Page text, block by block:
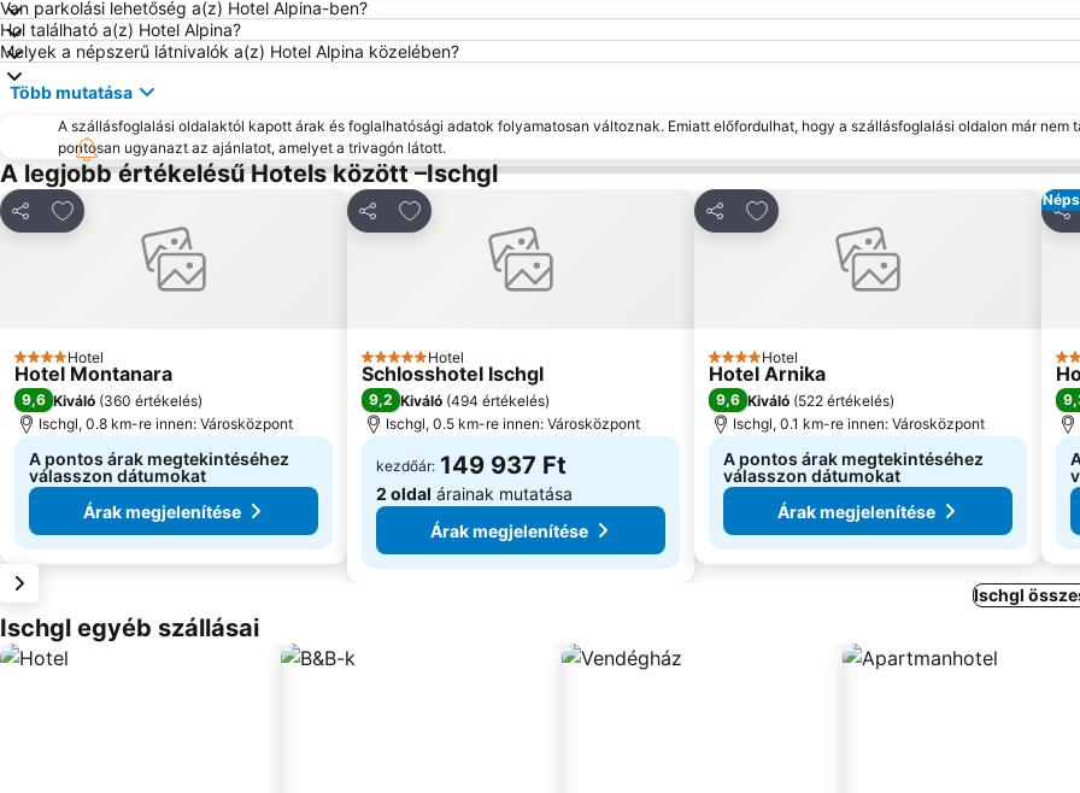
Van parkolási lehetőség a(z) Hotel Alpina-ben?
Hol található a(z) Hotel Alpina?
Melyek a népszerű látnivalók a(z) Hotel Alpina közelében?
Több mutatása
A szállásfoglalási oldalaktól kapott árak és foglalhatósági adatok folyamatosan változnak. Emiatt előfordulhat, hogy a szállásfoglalási oldalon már nem
pontosan ugyanazt az ajánlatot, amelyet a trivagón látott.
A legjobb értékelésű Hotels között –Ischgl
Megosztás
Hozzáadás a kedvencekhez
4 Kategória
Hotel
Hotel Montanara
9,6 Kiváló (360 értékelés)
Ischgl, 0.8 km-re innen: Városközpont
A pontos árak megtekintéséhez
válasszon dátumokat
Árak megjelenítése
Megosztás
Hozzáadás a kedvencekhez
5 Kategória
Hotel
Schlosshotel Ischgl
9,2 Kiváló (494 értékelés)
Ischgl, 0.5 km-re innen: Városközpont
kezdőár: 149 937 Ft
2 oldal árainak mutatása
Árak megjelenítése
Megosztás
Hozzáadás a kedvencekhez
4 Kategória
Hotel
Hotel Arnika
9,6 Kiváló (522 értékelés)
Ischgl, 0.1 km-re innen: Városközpont
A pontos árak megtekintéséhez
válasszon dátumokat
Árak megjelenítése
3
Ischgl
Ischgl egyéb szállásai